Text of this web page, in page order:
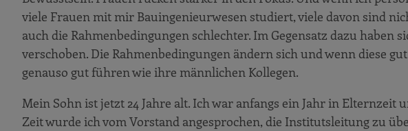
viele Frauen mit mir Bauingenieurwesen studiert, viele davon sind
auch die Rahmenbedingungen schlechter. Im Gegensatz dazu haben
verschoben. Die Rahmenbedingungen ändern sich und wenn diese
genauso gut führen wie ihre männlichen Kollegen.
Mein Sohn ist jetzt 24 Jahre alt. Ich war anfangs ein Jahr in Elternzeit
Zeit wurde ich vom Vorstand angesprochen, die Institutsleitung zu